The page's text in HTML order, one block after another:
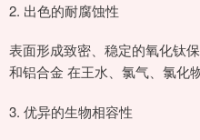
2. 出色的耐腐蚀性
表面形成致密、稳定的氧化钛
和铝合金 在王水、氯气、氯化
3. 优异的生物相容性